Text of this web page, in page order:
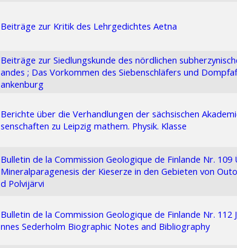
Beiträge zur Kritik des Lehrgedichtes Aetna
Beiträge zur Siedlungskunde des nördlichen
andes ; Das Vorkommen des Siebenschläfers und
ankenburg
Berichte über die Verhandlungen der sächsischen
senschaften zu Leipzig mathem. Physik. Klasse
Bulletin de la Commission Geologique de Finlande Nr. 109
Mineralparagenesis der Kieserze in den Gebieten von
d Polvijärvi
Bulletin de la Commission Geologique de Finlande Nr. 112
nnes Sederholm Biographic Notes and Bibliography